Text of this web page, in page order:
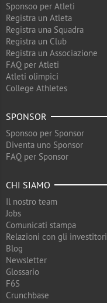
Sponsoo per Atleti
Registra un Atleta
Registra una Squadra
Registra un Club
Registra un Associazione
FAQ per Atleti
Atleti olimpici
College Athletes
SPONSOR
Sponsoo per Sponsor
Diventa uno Sponsor
FAQ per Sponsor
CHI SIAMO
Il nostro team
Jobs
Comunicati stampa
Relazioni con gli investitori
Blog
Newsletter
Glossario
F6S
Crunchbase